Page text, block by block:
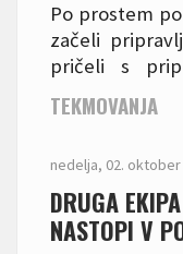
Po prostem
začeli
pričeli s
mladinske
tudi v 3. DOL
konca
zadnji
TEKMOVANJA
nedelja, 02. oktober
DRUGA
NASTOPI V